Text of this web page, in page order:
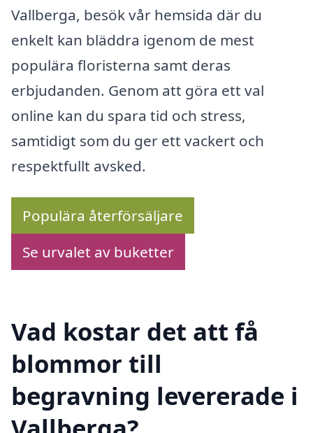
Vallberga, besök vår hemsida där du
enkelt kan bläddra igenom de mest
populära floristerna samt deras
erbjudanden. Genom att göra ett val
online kan du spara tid och stress,
samtidigt som du ger ett vackert och
respektfullt avsked.
Populära återförsäljare
Se urvalet av buketter
Vad kostar det att få
blommor till
begravning levererade i